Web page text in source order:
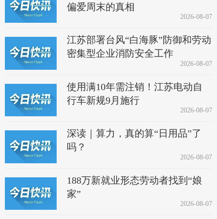
偏爱周末的真相
2026-08-07
江苏部署台风“白海豚”防御和劳动
密集型企业消防安全工作
2026-08-07
使用满10年需注销！江苏电动自
行车新规9月施行
2026-08-07
深读｜算力，真的算“日用品”了
吗？
2026-08-07
188万新就业形态劳动者找到“娘
家”
2026-08-07